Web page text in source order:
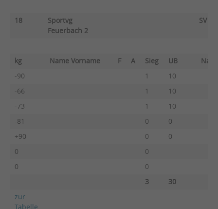
18
Sportvg
Feuerbach 2
SV
kg Name Vorname F A Sieg UB
-90
1
10
-66
1
10
-73
1
10
-81
0
0
+90
0
0
0
0
0
0
3
30
zur
Tabelle